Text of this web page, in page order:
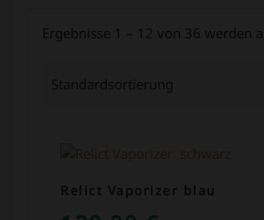
Ergebnisse 1 – 12 von 36 werden
Relict Vaporizer blau